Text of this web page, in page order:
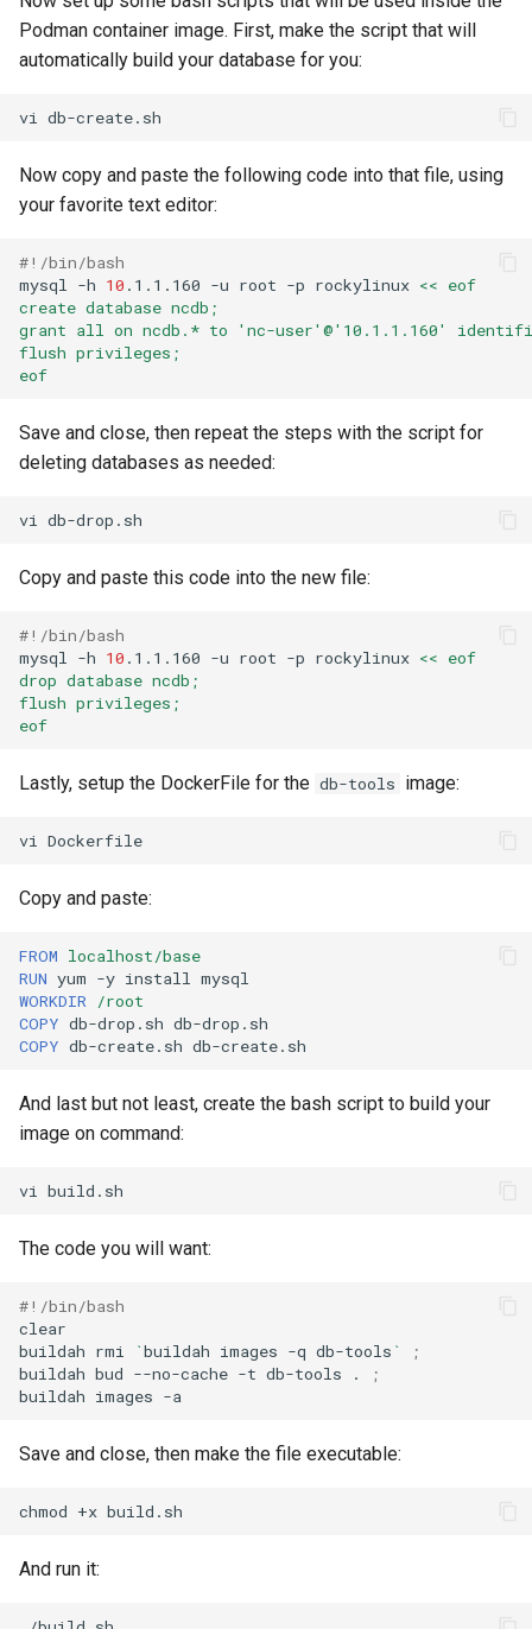
Podman container image. First, make the script that will
automatically build your database for you:
vi
Now copy and paste the following code into that file, using
your favorite text editor:
#!/bin/bash
mysql
-h 10 .1.1.160 -u root -p rockylinux << eof
create database ncdb;
grant all on ncdb.* to 'nc-user'@'10.1.1.160'
flush privileges;
eof
Save and close, then repeat the steps with the script for
deleting databases as needed:
vi
Copy and paste this code into the new file:
#!/bin/bash
mysql
-h 10 .1.1.160 -u root -p rockylinux << eof
drop database ncdb;
flush privileges;
eof
Lastly, setup the DockerFile for the db-tools image:
vi
Copy and paste:
FROM localhost/base
RUN yum -y install
WORKDIR
/root
COPY db-drop.sh
COPY db-create.sh
And last but not least, create the bash script to build your
image on command:
vi
The code you will want:
#!/bin/bash
clear
buildah rmi `buildah images -q db-tools `
;
buildah bud --no-cache -t db-tools .
;
buildah images
Save and close, then make the file executable:
chmod +x
And run it: